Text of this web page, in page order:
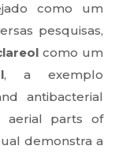
como um
pesquisas,
como um
, a exemplo
antibacterial
aerial parts of
demonstra a